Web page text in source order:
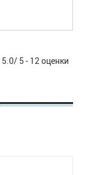
5.0/ 5 - 12оценки